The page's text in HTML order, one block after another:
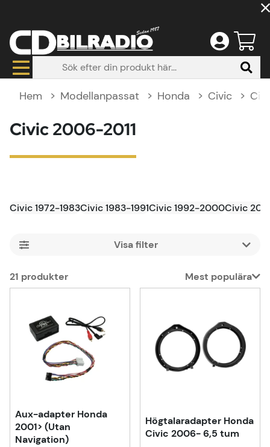
Hem Modellanpassat Honda Civic
Civic 2006-2011
Civic 1972-1983Civic 1983-1991Civic 1992-2000Civic
Filtrera
21 produkter
Mest populära
Aux-adapter Honda
2001> (Utan
Navigation)
Högtalaradapter Honda
Civic 2006- 6,5 tum